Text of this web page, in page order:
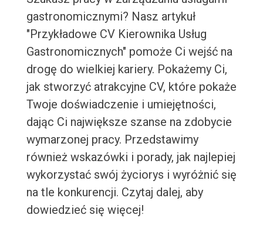
gastronomicznymi? Nasz artykuł
"Przykładowe CV Kierownika Usług
Gastronomicznych" pomoże Ci wejść na
drogę do wielkiej kariery. Pokażemy Ci,
jak stworzyć atrakcyjne CV, które pokaże
Twoje doświadczenie i umiejętności,
dając Ci największe szanse na zdobycie
wymarzonej pracy. Przedstawimy
również wskazówki i porady, jak najlepiej
wykorzystać swój życiorys i wyróżnić się
na tle konkurencji. Czytaj dalej, aby
dowiedzieć się więcej!